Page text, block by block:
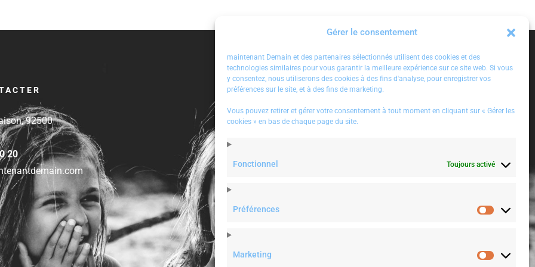
Gérer le consentement
maintenant Demain et des partenaires sélectionnés utilisent des cookies et des
technologies similaires pour vous garantir la meilleure expérience sur ce site web. Si vous
y consentez, nous utiliserons des cookies à des fins d'analyse, pour enregistrer vos
préférences sur le site, et à des fins de marketing.
Vous pouvez retirer et gérer votre consentement à tout moment en cliquant sur « Gérer les
cookies » en bas de chaque page du site.
Fonctionnel Toujours activé
Préférences
Marketing
Marketing
92500
20
| ”si vous voul
de penser, commence
de voir”… Cela vou
: #Entrepreneurship | la dat
a nerf de la guerre de l’intelligence artificielle,
de bons retours sur le métier de data sc…
Twitter
25 June 2019
Close to Your Employees Backfires #inspirati